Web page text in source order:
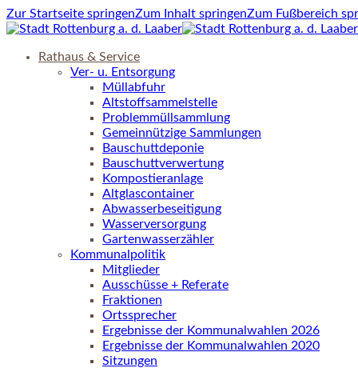
Zur Startseite springenZum Inhalt springenZum Fußbereich
Rathaus & Service
Ver- u. Entsorgung
Müllabfuhr
Altstoffsammelstelle
Problemmüllsammlung
Gemeinnützige Sammlungen
Bauschuttdeponie
Bauschuttverwertung
Kompostieranlage
Altglascontainer
Abwasserbeseitigung
Wasserversorgung
Gartenwasserzähler
Kommunalpolitik
Mitglieder
Ausschüsse + Referate
Fraktionen
Ortssprecher
Ergebnisse der Kommunalwahlen 2026
Ergebnisse der Kommunalwahlen 2020
Sitzungen